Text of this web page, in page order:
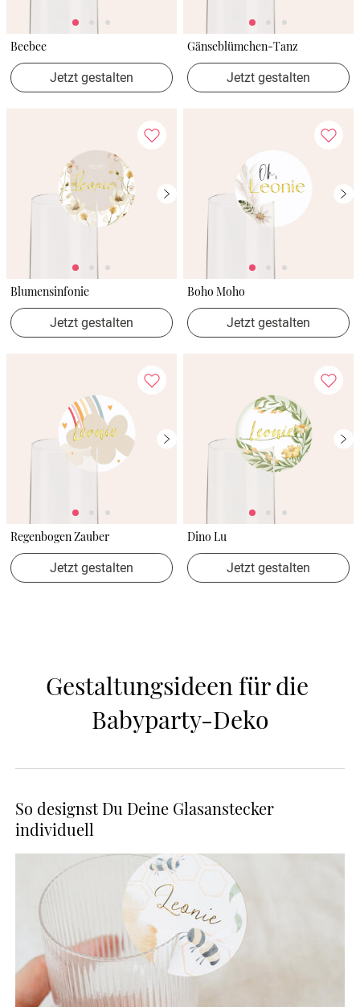
Beebee
Jetzt gestalten
Gänseblümchen-Tanz
Jetzt gestalten
Blumensinfonie
Jetzt gestalten
Boho Moho
Jetzt gestalten
Regenbogen Zauber
Jetzt gestalten
Dino Lu
Jetzt gestalten
Gestaltungsideen für die
Babyparty-Deko
So designst Du Deine Glasanstecker
individuell